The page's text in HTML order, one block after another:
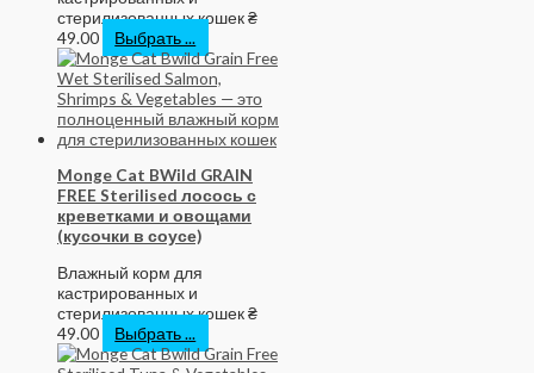
стерилизованных кошек₴
49.00
Выбрать ...
Monge Cat BWild GRAIN
FREE Sterilised лосось с
креветками и овощами
(кусочки в соусе)
Влажный корм для
кастрированных и
стерилизованных кошек₴
49.00
Выбрать ...